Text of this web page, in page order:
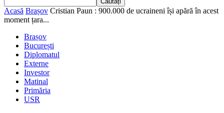
Acasă Brașov Cristian Paun : 900.000 de ucraineni își apără în acest
moment țara...
Brașov
București
Diplomatul
Externe
Investor
Matinal
Primăria
USR